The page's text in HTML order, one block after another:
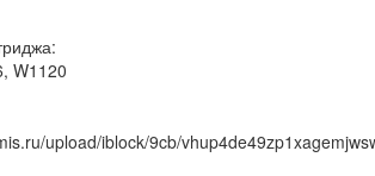
W1120
upload/iblock/9cb/